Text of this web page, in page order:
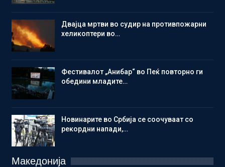
Двајца мртви во судир на противпожарни
хеликоптери во…
Фестивалот „Анибар“ во Пеќ повторно ги
обедини младите…
Новинарите во Србија се соочуваат со
рекордни напади,…
Македонија